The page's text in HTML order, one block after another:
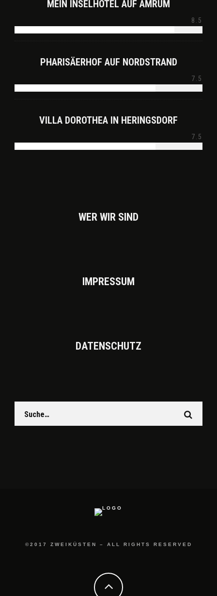
MEIN INSELHOTEL AUF AMRUM
8.5
PHARISÄERHOF AUF NORDSTRAND
7.5
VILLA DOROTHEA IN HERINGSDORF
7.5
WER WIR SIND
IMPRES­SUM
DATEN­SCHUTZ
©2017 ZWEIKÜSTEN – ALL RIGHTS RESERVED